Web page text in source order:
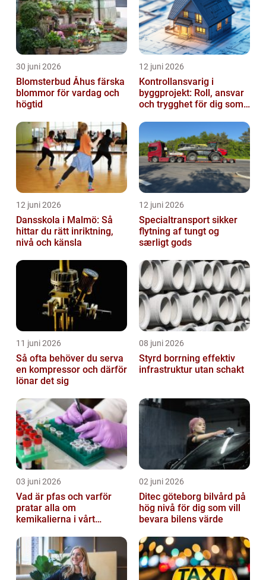
30 juni 2026
Blomsterbud Åhus färska
blommor för vardag och
högtid
12 juni 2026
Kontrollansvarig i
byggprojekt: Roll, ansvar
och trygghet för dig som
12 juni 2026
Dansskola i Malmö: Så
hittar du rätt inriktning,
nivå och känsla
12 juni 2026
Specialtransport sikker
flytning af tungt og
særligt gods
11 juni 2026
Så ofta behöver du serva
en kompressor och därför
lönar det sig
08 juni 2026
Styrd borrning effektiv
infrastruktur utan schakt
03 juni 2026
Vad är pfas och varför
pratar alla om
kemikalierna i vårt
02 juni 2026
Ditec göteborg bilvård på
hög nivå för dig som vill
bevara bilens värde